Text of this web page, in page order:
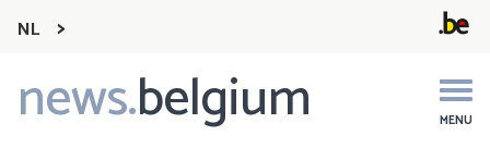
NL
news.belgium MENU
Main
navigation